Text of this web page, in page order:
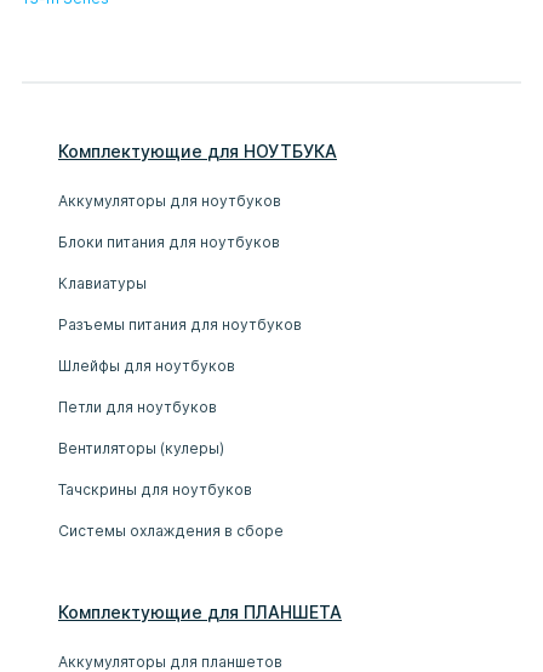
Комплектующие для НОУТБУКА
Аккумуляторы для ноутбуков
Блоки питания для ноутбуков
Клавиатуры
Разъемы питания для ноутбуков
Шлейфы для ноутбуков
Петли для ноутбуков
Вентиляторы (кулеры)
Тачскрины для ноутбуков
Системы охлаждения в сборе
Комплектующие для ПЛАНШЕТА
Аккумуляторы для планшетов